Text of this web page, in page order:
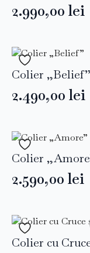
2.990,00 lei
Colier „Belief”
2.490,00 lei
Colier
2.590,00 lei
Colier cu